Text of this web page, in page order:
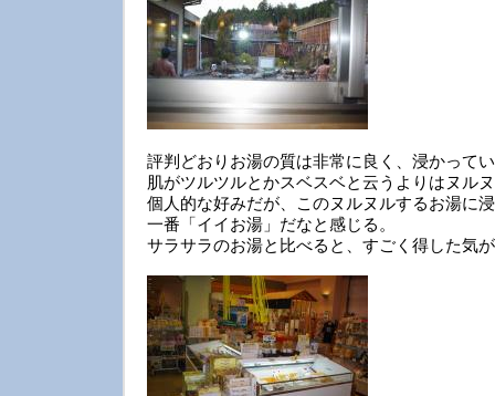
評判どおりお湯の質は非常に良く、浸かって
肌がツルツルとかスベスベと云うよりはヌル
個人的な好みだが、このヌルヌルするお湯に
一番「イイお湯」だなと感じる。
サラサラのお湯と比べると、すごく得した気